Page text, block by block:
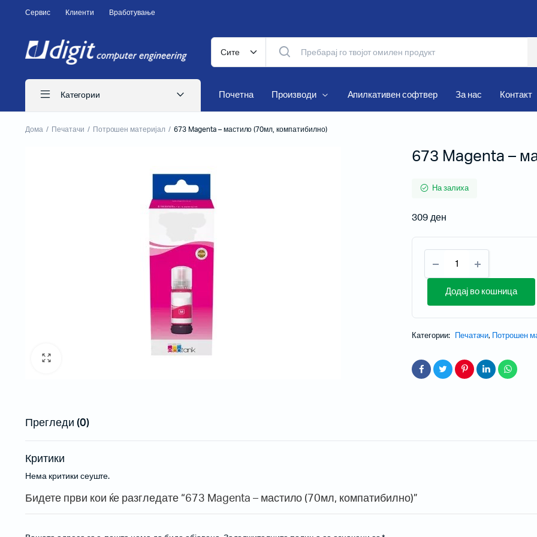
Сервис Клиенти Вработување
Категории Почетна Производи
Матрични печатачи
Рибони и Хартиени ролни
Рибони
Бар-код читачи за на маса
Безжични бар-код читачи
Мобилни терминали
Таблети
Апилкативен софтвер За нас Контакт
Дома Печатачи Потрошен материјал 673 Magenta – мастило (70мл, компатибилно)
673 Magenta –
На залиха
309ден
Додај во кошница
Категории: Печатачи, Потрошен
Прегледи (0)
Критики
Нема критики сеуште.
Бидете први кои ќе разгледате “673 Magenta – мастило (70мл, компатибилно)”